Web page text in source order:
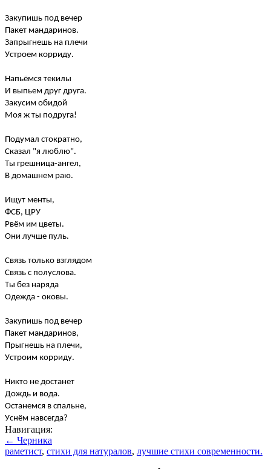
Закупишь под вечер
Пакет мандаринов.
Запрыгнешь на плечи
Устроем корриду.
Напьёмся текилы
И выпьем друг друга.
Закусим обидой
Моя ж ты подруга!
Подумал стократно,
Сказал "я люблю".
Ты грешница-ангел,
В домашнем раю.
Ищут менты,
ФСБ, ЦРУ
Рвём им цветы.
Они лучше пуль.
Связь только взглядом
Связь с полуслова.
Ты без наряда
Одежда - оковы.
Закупишь под вечер
Пакет мандаринов,
Прыгнешь на плечи,
Устроим корриду.
Никто не достанет
Дождь и вода.
Останемся в спальне,
Уснём навсегда?
Навигация:
← Черника
раметист, стихи для натуралов, лучшие стихи современности.